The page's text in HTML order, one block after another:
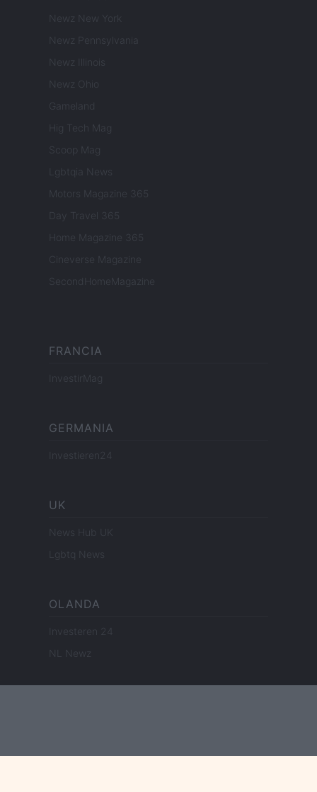
Newz New York
Newz Pennsylvania
Newz Illinois
Newz Ohio
Gameland
Hig Tech Mag
Scoop Mag
Lgbtqia News
Motors Magazine 365
Day Travel 365
Home Magazine 365
Cineverse Magazine
SecondHomeMagazine
FRANCIA
InvestirMag
GERMANIA
Investieren24
UK
News Hub UK
Lgbtq News
OLANDA
Investeren 24
NL Newz